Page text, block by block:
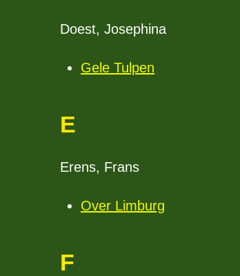
Doest, Josephina
Gele Tulpen
E
Erens, Frans
Over Limburg
F